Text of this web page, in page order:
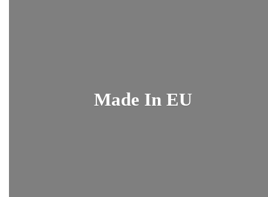
Made In EU